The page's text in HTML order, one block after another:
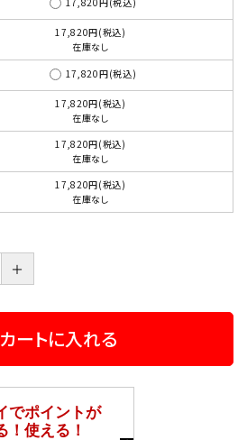
17,820円(税込)
在庫なし
17,820円(税込)
17,820円(税込)
在庫なし
17,820円(税込)
在庫なし
17,820円(税込)
在庫なし
＋
カートに入れる